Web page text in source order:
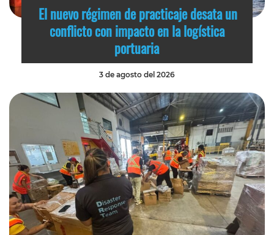
El nuevo régimen de practicaje desata un
conflicto con impacto en la logística
portuaria
3 de agosto del 2026